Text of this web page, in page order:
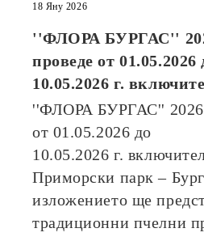
18 Яну 2026
''ФЛОРА БУРГАС''
проведе от01.05.2026
10.05.2026 г.
''ФЛОРА БУРГАС''
от 01.05.2026 до
10.05.2026 г.
Приморски парк –
изложението ще
традиционни пчелни